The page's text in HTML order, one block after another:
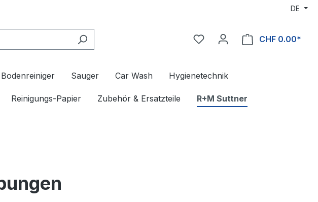
DE
CHF 0.00*
Bodenreiniger Sauger Car Wash Hygienetechnik
Reinigungs-Papier Zubehör & Ersatzteile R+M Suttner